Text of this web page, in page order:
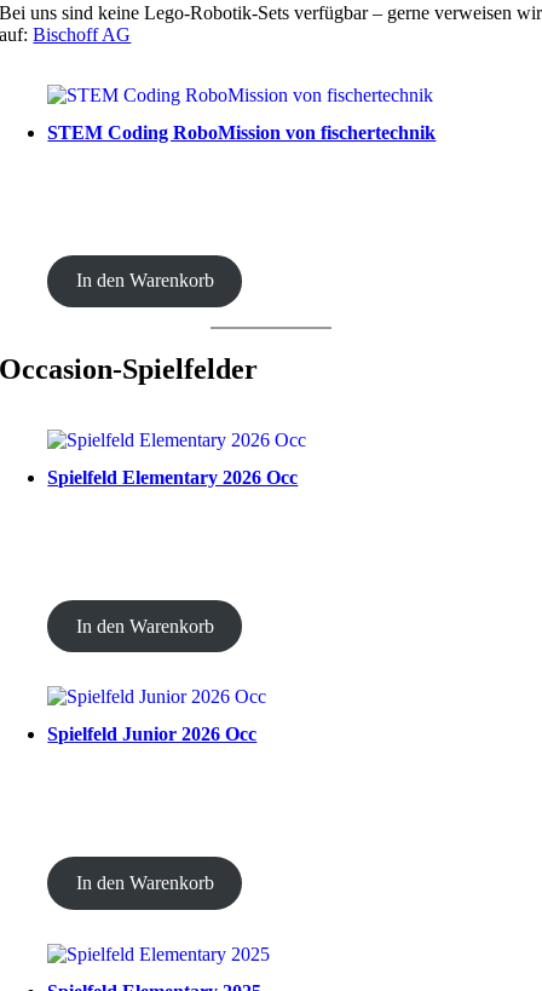
Bei uns sind keine Lego-Robotik-Sets verfügbar – gerne verweisen wir
auf:Bischoff AG
STEM Coding RoboMission von fischertechnik
In den Warenkorb
Occasion-Spielfelder
Spielfeld Elementary 2026 Occ
In den Warenkorb
Spielfeld Junior 2026 Occ
In den Warenkorb